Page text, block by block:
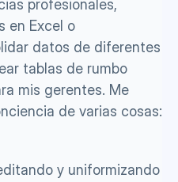
profesionales,
en Excel o
datos de diferentes
tablas de rumbo
mis gerentes. Me
de varias cosas:
y uniformizando